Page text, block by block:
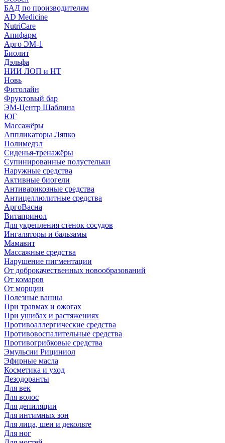
БАД по производителям
AD Medicine
NutriCare
Апифарм
Арго ЭМ-1
Биолит
Дэльфа
НИИ ЛОП и НТ
Новь
Фитолайн
Фруктовый бар
ЭМ-Центр Шаблина
ЮГ
Массажёры
Аппликаторы Ляпко
Полимедэл
Сиденья-тренажёры
Супинированные полустельки
Наружные средства
Активные биогели
Антиварикозные средства
Антицеллюлитные средства
АргоВасна
Витапринол
Для укрепления стенок сосудов
Ингаляторы и бальзамы
Мамавит
Массажные средства
Нарушение пигментации
От доброкачественных новообразований
От комаров
От морщин
Полезные ванны
При травмах и ожогах
При ушибах и растяжениях
Противоаллергические средства
Противовоспалительные средства
Противогрибковые средства
Эмульсии Рициниол
Эфирные масла
Косметика и уход
Дезодоранты
Для век
Для волос
Для депиляции
Для интимных зон
Для лица, шеи и декольте
Для ног